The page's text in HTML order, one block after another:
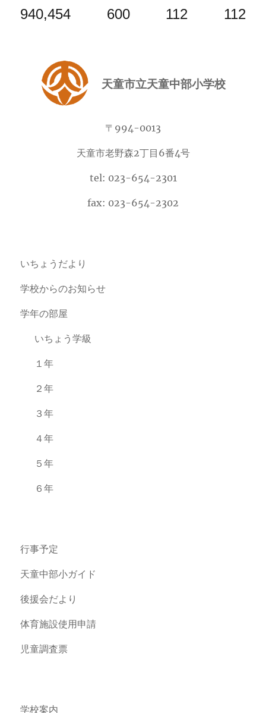
940,454 600 112 112
天童市立天童中部小学校
〒994-0013
天童市老野森2丁目6番4号
tel: 023-654-2301
fax: 023-654-2302
いちょうだより
学校からのお知らせ
学年の部屋
いちょう学級
１年
２年
３年
４年
５年
６年
行事予定
天童中部小ガイド
後援会だより
体育施設使用申請
児童調査票
学校案内